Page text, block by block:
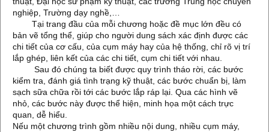
nghiệp, Trường dạy nghề,…
Tại trang đầu của mỗi chương hoặc đề mục lớn đều có
bản vẽ tổng thể, giúp cho người dung sách xác định được các
chi tiết của cơ cấu, của cụm máy hay của hệ thống, chỉ rõ vị trí
lắp ghép, liên kết của các chi tiết, cụm chi tiết với nhau.
Sau đó chúng ta biết được quy trình tháo rời, các bước
kiểm tra, đánh giá tình trạng kỹ thuật, các bước chuẩn bị, làm
sạch sữa chữa rồi tới các bước lắp ráp lại. Qua các hình vẽ
nhỏ, các bước này được thể hiện, minh họa một cách trực
quan, dễ hiểu.
Nếu một chương trình gồm nhiều nội dung, nhiều cụm máy,